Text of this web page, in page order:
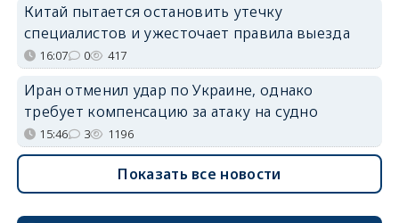
Китай пытается остановить утечку
специалистов и ужесточает правила выезда
16:07 0 417
Иран отменил удар по Украине, однако
требует компенсацию за атаку на судно
15:46 3 1196
Показать все новости